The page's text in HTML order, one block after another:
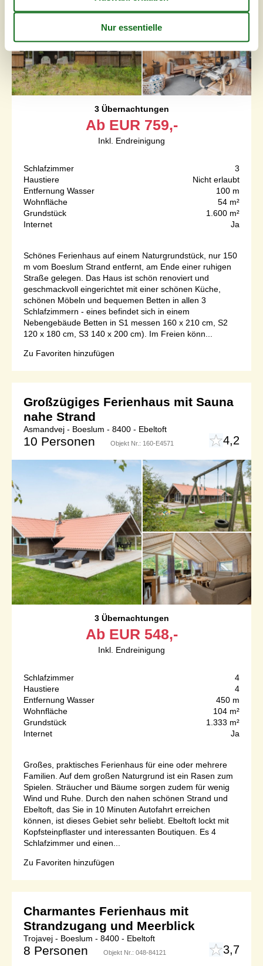
3 Übernachtungen
Ab EUR 759,-
Inkl. Endreinigung
Schlafzimmer
3
Haustiere
Nicht erlaubt
Entfernung Wasser
100 m
Wohnfläche
54 m²
Grundstück
1.600 m²
Internet
Ja
Schönes Ferienhaus auf einem Naturgrundstück, nur 150
m vom Boeslum Strand entfernt, am Ende einer ruhigen
Straße gelegen. Das Haus ist schön renoviert und
geschmackvoll eingerichtet mit einer schönen Küche,
schönen Möbeln und bequemen Betten in allen 3
Schlafzimmern - eines befindet sich in einem
Nebengebäude Betten in S1 messen 160 x 210 cm, S2
120 x 180 cm, S3 140 x 200 cm). Im Freien könn...
Zu Favoriten hinzufügen
Großzügiges Ferienhaus mit Sauna
nahe Strand
Asmandvej - Boeslum - 8400 - Ebeltoft
10 Personen Objekt Nr.: 160-E4571 4,2
3 Übernachtungen
Ab EUR 548,-
Inkl. Endreinigung
Schlafzimmer
4
Haustiere
4
Entfernung Wasser
450 m
Wohnfläche
104 m²
Grundstück
1.333 m²
Internet
Ja
Großes, praktisches Ferienhaus für eine oder mehrere
Familien. Auf dem großen Naturgrund ist ein Rasen zum
Spielen. Sträucher und Bäume sorgen zudem für wenig
Wind und Ruhe. Durch den nahen schönen Strand und
Ebeltoft, das Sie in 10 Minuten Autofahrt erreichen
können, ist dieses Gebiet sehr beliebt. Ebeltoft lockt mit
Kopfsteinpflaster und interessanten Boutiquen. Es 4
Schlafzimmer und einen...
Zu Favoriten hinzufügen
Charmantes Ferienhaus mit
Strandzugang und Meerblick
Trojavej - Boeslum - 8400 - Ebeltoft
8 Personen Objekt Nr.: 048-84121 3,7